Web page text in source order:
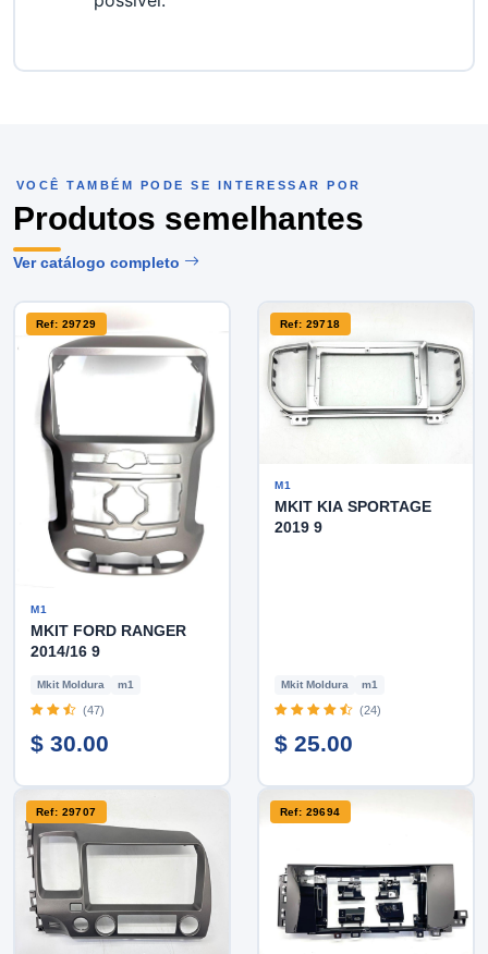
VOCÊ TAMBÉM PODE SE INTERESSAR POR
Produtos semelhantes
Ver catálogo completo
Ref: 29729
M1
MKIT FORD RANGER
2014/16 9
Mkit Moldura m1
(47)
$ 30.00
Ref: 29718
M1
MKIT KIA SPORTAGE
2019 9
Mkit Moldura m1
(24)
$ 25.00
Ref: 29707 Ref: 29694